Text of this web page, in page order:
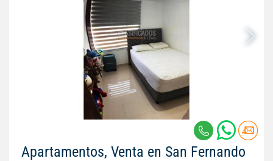
Apartamentos, Venta en San Fernando